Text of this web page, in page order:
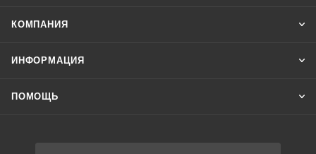
КОМПАНИЯ
ИНФОРМАЦИЯ
ПОМОЩЬ